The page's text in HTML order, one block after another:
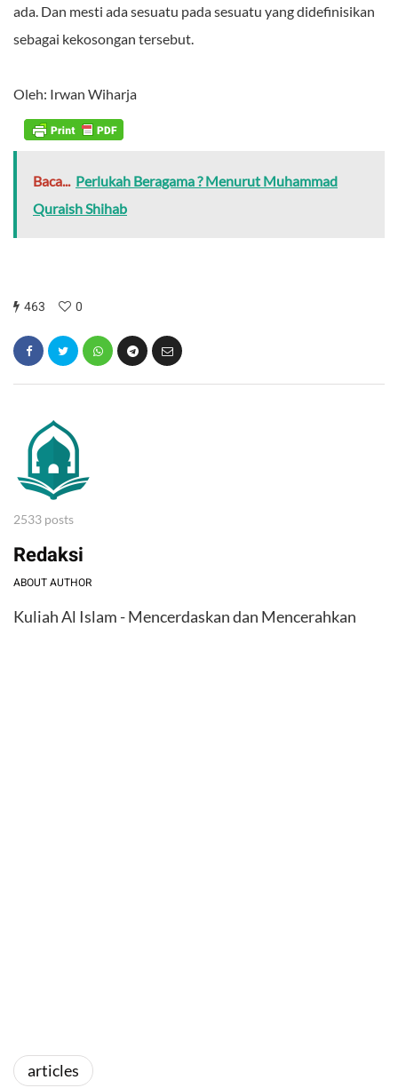
ada. Dan mesti ada sesuatu pada sesuatu yang didefinisikan
sebagai kekosongan tersebut.
Oleh: Irwan Wiharja
Baca... Perlukah Beragama ? Menurut Muhammad
Quraish Shihab
463 0
2533 posts
Redaksi
ABOUT AUTHOR
Kuliah Al Islam - Mencerdaskan dan Mencerahkan
articles